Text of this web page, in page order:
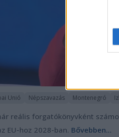
Unió Népszavazás Montenegró
reális forgatókönyvként
EU-hoz 2028-ban. Bővebben...